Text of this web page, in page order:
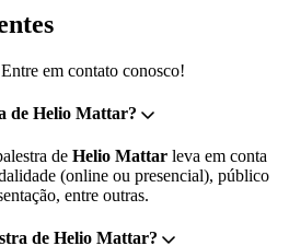
em contato conosco!
de Helio Mattar?
de Helio Mattar leva em conta
(online ou presencial), público
entre outras.
de Helio Mattar?